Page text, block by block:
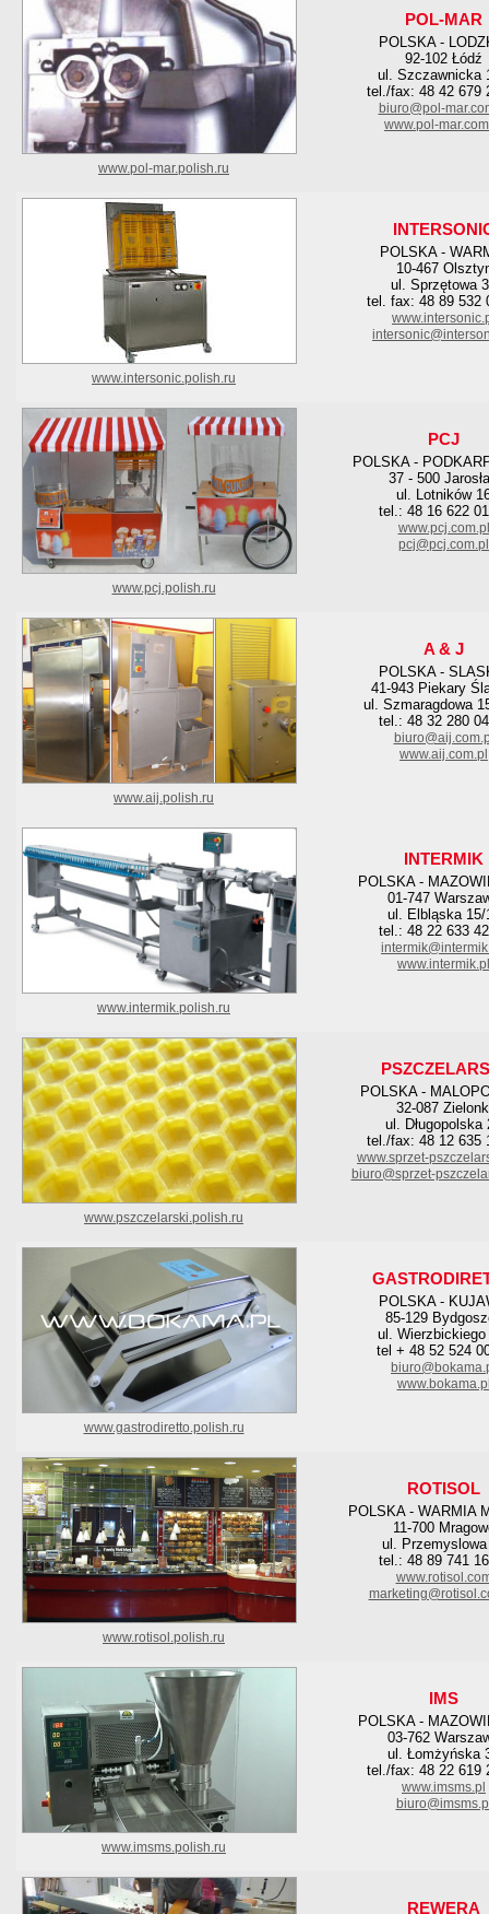
POL-MAR
POLSKA -
92-102 Łódź
ul. Szczawnicka
tel./fax: 48 42 679
biuro@pol-
www.pol-
www.pol-mar.polish.ru
POLSKA -
10-467
ul. Sprzętowa
tel. fax: 48 89 532
www.intersonic.polish.ru
PCJ
POLSKA -
37 - 500
ul. Lotników
tel.: 48 16 622
www.pcj.com.pl
pcj@pcj.com.pl
www.pcj.polish.ru
A & J
POLSKA -
41-943 Piekary
ul. Szmaragdowa
tel.: 48 32 280
www.aij.com.pl
www.aij.polish.ru
INTERMIK
POLSKA -
01-747
ul. Elbląska 15/
tel.: 48 22 633
www.intermik.pl
www.intermik.polish.ru
POLSKA -
32-087
ul. Długopolska
tel./fax: 48 12 635
www.sprzet-
biuro@sprzet-
www.pszczelarski.polish.ru
POLSKA -
85-129
ul. Wierzbickiego
tel + 48 52 524
www.gastrodiretto.polish.ru
ROTISOL
POLSKA - WARMIA
11-700
ul.
tel.: 48 89 741
www.rotisol.polish.ru
IMS
POLSKA -
03-762
ul. Łomżyńska
tel./fax: 48 22 619
www.imsms.pl
www.imsms.polish.ru
REWERA